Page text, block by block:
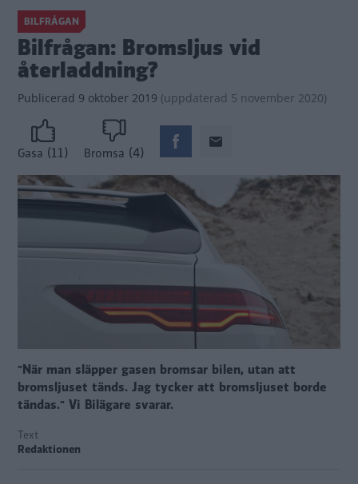
BILFRÅGAN
Bilfrågan: Bromsljus vid
återladdning?
Publicerad 9 oktober 2019 (uppdaterad 5 november 2020)
Gasa (11) Bromsa (4)
"När man släpper gasen bromsar bilen, utan att
bromsljuset tänds. Jag tycker att bromsljuset borde
tändas." Vi Bilägare svarar.
Text
Redaktionen